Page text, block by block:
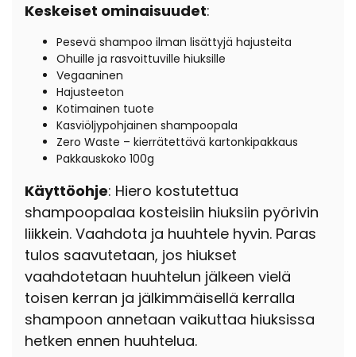
Keskeiset ominaisuudet:
Pesevä shampoo ilman lisättyjä hajusteita
Ohuille ja rasvoittuville hiuksille
Vegaaninen
Hajusteeton
Kotimainen tuote
Kasviöljypohjainen shampoopala
Zero Waste – kierrätettävä kartonkipakkaus
Pakkauskoko 100g
Käyttöohje: Hiero kostutettua
shampoopalaa kosteisiin hiuksiin pyörivin
liikkein. Vaahdota ja huuhtele hyvin. Paras
tulos saavutetaan, jos hiukset
vaahdotetaan huuhtelun jälkeen vielä
toisen kerran ja jälkimmäisellä kerralla
shampoon annetaan vaikuttaa hiuksissa
hetken ennen huuhtelua.